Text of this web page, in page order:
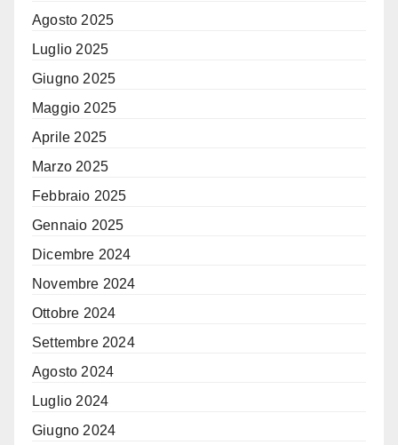
Agosto 2025
Luglio 2025
Giugno 2025
Maggio 2025
Aprile 2025
Marzo 2025
Febbraio 2025
Gennaio 2025
Dicembre 2024
Novembre 2024
Ottobre 2024
Settembre 2024
Agosto 2024
Luglio 2024
Giugno 2024